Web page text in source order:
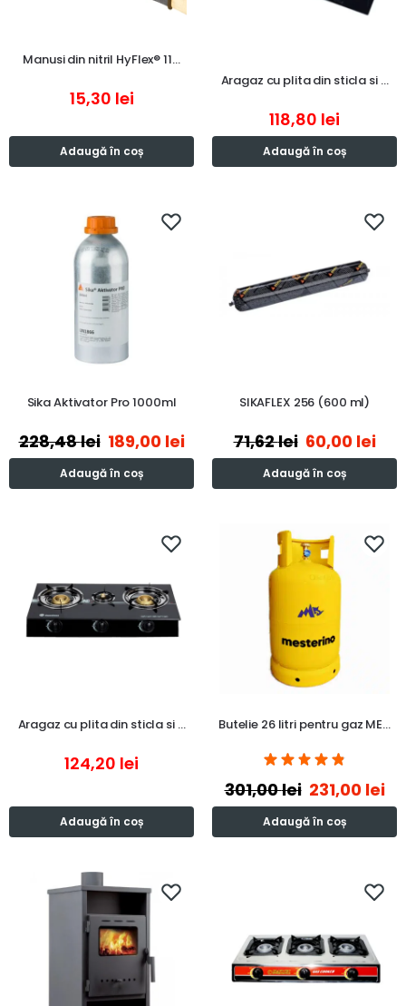
Manusi din nitril HyFlex® 11…
15,30 lei
Adaugă în coș
Aragaz cu plita din sticla si …
118,80 lei
Adaugă în coș
Sika Aktivator Pro 1000ml
228,48lei 189,00 lei
Adaugă în coș
SIKAFLEX 256 (600 ml)
71,62lei 60,00 lei
Adaugă în coș
Aragaz cu plita din sticla si …
124,20 lei
Adaugă în coș
Butelie 26 litri pentru gaz ME…
301,00lei 231,00 lei
Adaugă în coș